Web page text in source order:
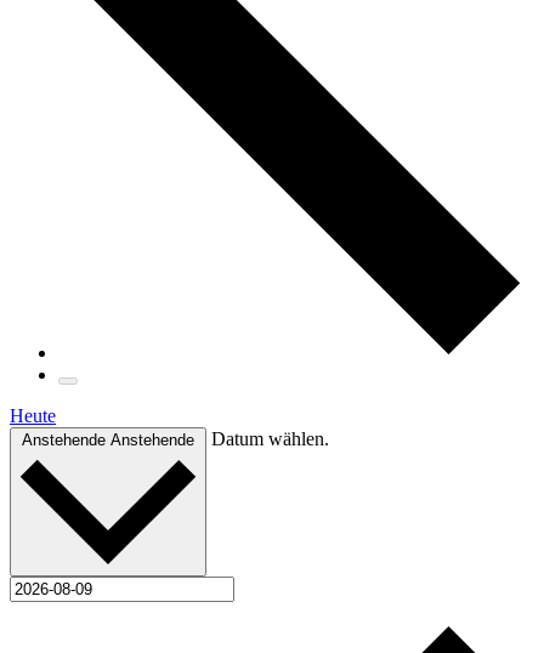
Heute
Anstehende Anstehende Datum wählen.